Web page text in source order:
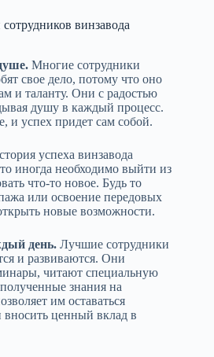
винзавода
Многие сотрудники
свое дело, потому что оно
и таланту. Они с радостью
душу в каждый процесс.
и успех придет сам собой.
успеха винзавода
иногда необходимо выйти из
что-то новое. Будь то
или освоение передовых
новые возможности.
день. Лучшие сотрудники
и развиваются. Они
читают специальную
знания на
им оставаться
ценный вклад в